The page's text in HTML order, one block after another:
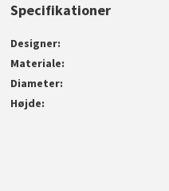
Specifikationer
Designer
Materiale
Diameter
Højde